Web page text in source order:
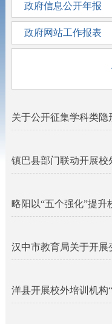
政府信息公开年报
政府网站工作报表